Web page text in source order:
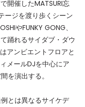
開催したMATSURI忘
ージを渡り歩くシーン
やFUNKY GONG、
踊れるサイダブ・ダウ
アンビエントフロアと
メールDJを中心にア
を演出する。
とは異なるサイケデ